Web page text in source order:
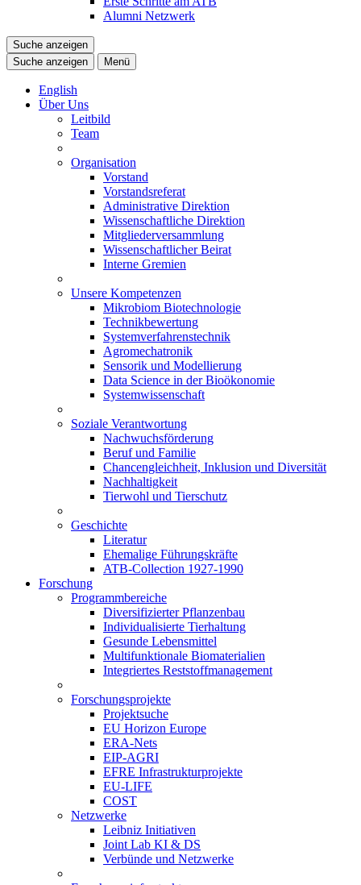
Alumni Netzwerk
Suche anzeigen
Suche anzeigen
Menü
English
Über Uns
Leitbild
Team
Organisation
Vorstand
Vorstandsreferat
Administrative Direktion
Wissenschaftliche Direktion
Mitgliederversammlung
Wissenschaftlicher Beirat
Interne Gremien
Unsere Kompetenzen
Mikrobiom Biotechnologie
Technikbewertung
Systemverfahrenstechnik
Agromechatronik
Sensorik und Modellierung
Data Science in der Bioökonomie
Systemwissenschaft
Soziale Verantwortung
Nachwuchsförderung
Beruf und Familie
Chancengleichheit, Inklusion und Diversität
Nachhaltigkeit
Tierwohl und Tierschutz
Geschichte
Literatur
Ehemalige Führungskräfte
ATB-Collection 1927-1990
Forschung
Programmbereiche
Diversifizierter Pflanzenbau
Individualisierte Tierhaltung
Gesunde Lebensmittel
Multifunktionale Biomaterialien
Integriertes Reststoffmanagement
Forschungsprojekte
Projektsuche
EU Horizon Europe
ERA-Nets
EIP-AGRI
EFRE Infrastrukturprojekte
EU-LIFE
COST
Netzwerke
Leibniz Initiativen
Joint Lab KI & DS
Verbünde und Netzwerke